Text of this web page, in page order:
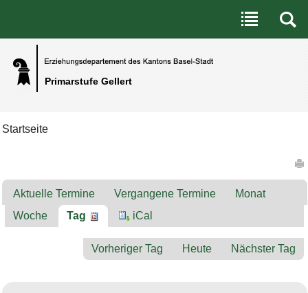
Primarstufe Gellert
Benutzerspezifische Werkzeuge
Direkt zum Inhalt|Direkt zur Navigation
Startseite
Aktuelle Termine Vergangene Termine
Monat
Woche
Tag iCal
Vorheriger Tag Heute Nächster Tag